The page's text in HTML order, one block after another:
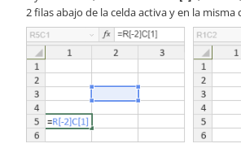
2 filas abajo de la celda activa y en la misma